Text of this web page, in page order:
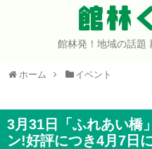
館林
館林発！地域の話題
ホーム イベント
3月31日「ふれあい橋
ン!好評につき4月7日
ホーム
イベント